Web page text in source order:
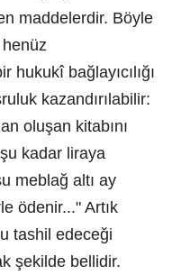
maddelerdir. Böyle
hukukî bağlayıcılığı
kazandırılabilir:
oluşan kitabını
kadar liraya
meblağ altı ay
ödenir..." Artık
tashil edeceği
şekilde bellidir.